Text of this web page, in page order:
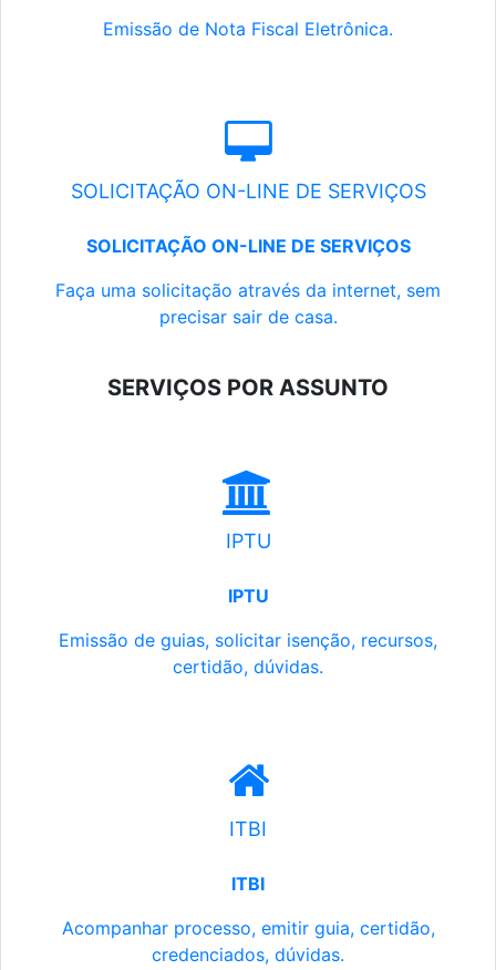
Emissão de Nota Fiscal Eletrônica.
SOLICITAÇÃO ON-LINE DE SERVIÇOS
SOLICITAÇÃO ON-LINE DE SERVIÇOS
Faça uma solicitação através da internet, sem
precisar sair de casa.
SERVIÇOS POR ASSUNTO
IPTU
IPTU
Emissão de guias, solicitar isenção, recursos,
certidão, dúvidas.
ITBI
ITBI
Acompanhar processo, emitir guia, certidão,
credenciados, dúvidas.